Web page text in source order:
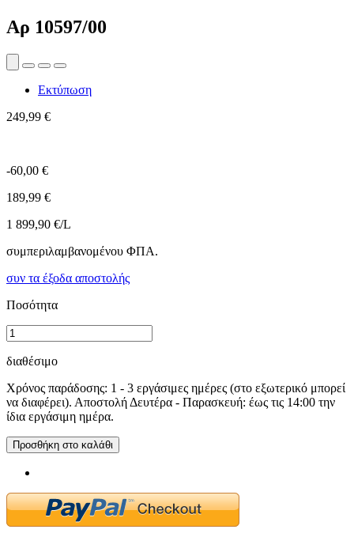
Αρ 10597/00
Εκτύπωση
249,99 €
-60,00 €
189,99 €
1 899,90 €/L
συμπεριλαμβανομένου ΦΠΑ.
συν τα έξοδα αποστολής
Ποσότητα
διαθέσιμο
Χρόνος παράδοσης: 1 - 3 εργάσιμες ημέρες (στο εξωτερικό μπορεί
να διαφέρει). Αποστολή Δευτέρα - Παρασκευή: έως τις 14:00 την
ίδια εργάσιμη ημέρα.
Προσθήκη στο καλάθι